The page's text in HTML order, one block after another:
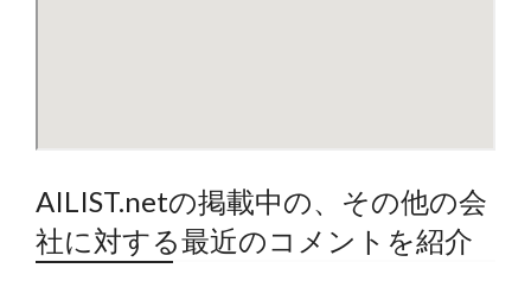
AILIST.netの掲載中の、その他の会
社に対する最近のコメントを紹介